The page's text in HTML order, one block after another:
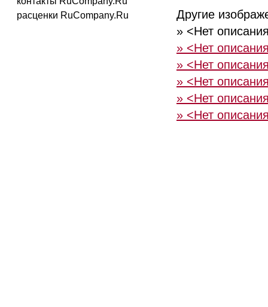
расценки RuCompany.Ru
Другие
» <Нет
» <Нет
» <Нет
» <Нет
» <Нет
» <Нет